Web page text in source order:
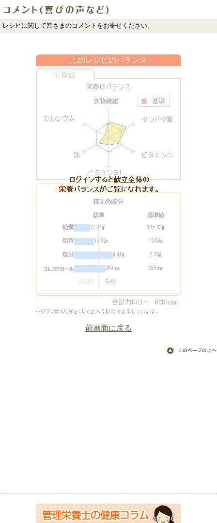
レシピに関して皆さまのコメントをお寄せください。
このレシピのバランス
前画面に戻る